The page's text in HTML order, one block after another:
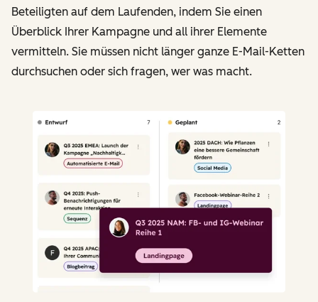
Beteiligten auf dem Laufenden, indem Sie einen
Überblick Ihrer Kampagne und all ihrer Elemente
vermitteln. Sie müssen nicht länger ganze E-Mail-Ketten
durchsuchen oder sich fragen, wer was macht.